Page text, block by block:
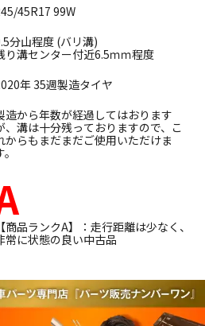
45R17 99W
分山程度 (バリ溝)
り溝センター付近6.5ｍｍ程度
年 35週製造タイヤ
造から年数が経過してはおります
、溝は十分残っておりますので、こ
からもまだまだご使用いただけま
【商品ランクA】：走行距離は少なく、
常に状態の良い中古品